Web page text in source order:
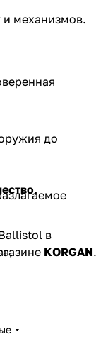
и механизмов.
до
в
KORGAN.